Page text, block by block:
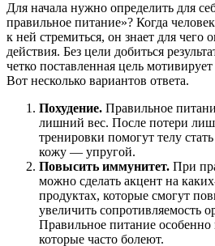
Для начала нужно определить для
правильное питание»? Когда
к ней стремиться, он знает для чего
действия. Без цели добиться
четко поставленная цель мотивирует
Вот несколько вариантов ответа.
Похудение. Правильное
лишний вес. После потери
тренировки помогут телу
кожу — упругой.
Повысить иммунитет. При
можно сделать акцент на
продуктах, которые смогут
увеличить сопротивляемость
Правильное питание
которые часто болеют.